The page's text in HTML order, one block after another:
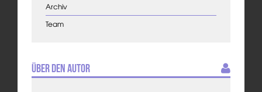
Archiv
Team
Über den Autor